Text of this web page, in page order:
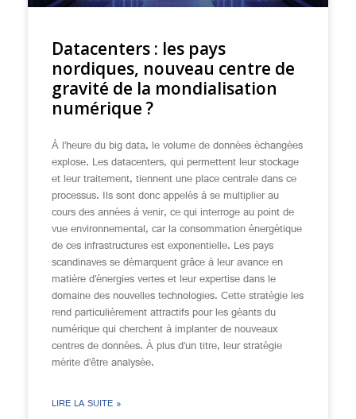
Datacenters : les pays
nordiques, nouveau centre de
gravité de la mondialisation
numérique ?
À l’heure du big data, le volume de données échangées
explose. Les datacenters, qui permettent leur stockage
et leur traitement, tiennent une place centrale dans ce
processus. Ils sont donc appelés à se multiplier au
cours des années à venir, ce qui interroge au point de
vue environnemental, car la consommation énergétique
de ces infrastructures est exponentielle. Les pays
scandinaves se démarquent grâce à leur avance en
matière d’énergies vertes et leur expertise dans le
domaine des nouvelles technologies. Cette stratégie les
rend particulièrement attractifs pour les géants du
numérique qui cherchent à implanter de nouveaux
centres de données. À plus d’un titre, leur stratégie
mérite d’être analysée.
LIRE LA SUITE »